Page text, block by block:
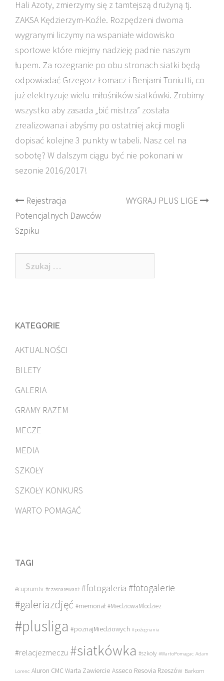
Hali Azoty, zmierzymy się z tamtejszą drużyną tj.
ZAKSA Kędzierzym-Koźle. Rozpędzeni dwoma
wygranymi liczymy na wspaniałe widowisko
sportowe które miejmy nadzieję padnie naszym
łupem. Za rozegranie po obu stronach siatki będą
odpowiadać Grzegorz Łomacz i Benjami Toniutti, co
już elektryzuje wielu miłośników siatkówki. Zrobimy
wszystko aby zasada „bić mistrza” została
zrealizowana i abyśmy po ostatniej akcji mogli
dopisać kolejne 3 punkty w tabeli. Nasz cel na
sobotę? W dalszym ciągu być nie pokonani w
sezonie 2016/2017!
Post
navigation
Rejestracja
Potencjalnych Dawców
Szpiku
WYGRAJ PLUS LIGE
Szukaj:
KATEGORIE
AKTUALNOŚCI
BILETY
GALERIA
GRAMY RAZEM
MECZE
MEDIA
SZKOŁY
SZKOŁY KONKURS
WARTO POMAGAĆ
TAGI
#cuprumtv #czasnarewanż #fotogaleria #fotogalerie
#galeriazdjęć #memoriał #MiedziowaMlodziez
#plusliga #poznajMiedziowych #pożegnania
#relacjezmeczu #siatkówka #szkoły #WartoPomagac Adam
Lorenc Aluron CMC Warta Zawiercie Asseco Resovia Rzeszów Barkom